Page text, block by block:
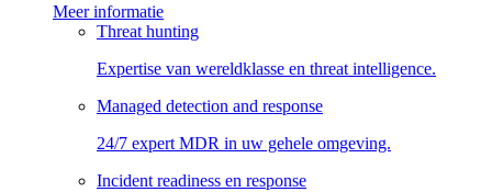
Meer informatie
Threat hunting
Expertise van wereldklasse en threat intelligence.
Managed detection and response
24/7 expert MDR in uw gehele omgeving.
Incident readiness en response